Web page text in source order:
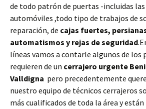
de todo patrón de puertas -incluidas las
automóviles ,todo tipo de trabajos de
reparación, de cajas fuertes,
automatismos y rejas de seguridad
líneas vamos a contarle algunos de los
requieren de un cerrajero urgente
Valldigna pero precedentemente
nuestro equipo de técnicos cerrajeros
más cualificados de toda la área y